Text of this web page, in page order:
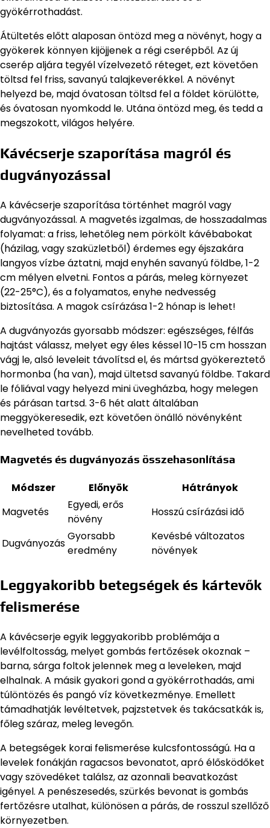
gyökérrothadást.
Átültetés előtt alaposan öntözd meg a növényt, hogy a
gyökerek könnyen kijöjjenek a régi cserépből. Az új
cserép aljára tegyél vízelvezető réteget, ezt követően
töltsd fel friss, savanyú talajkeverékkel. A növényt
helyezd be, majd óvatosan töltsd fel a földet körülötte,
és óvatosan nyomkodd le. Utána öntözd meg, és tedd a
megszokott, világos helyére.
Kávécserje szaporítása magról és
dugványozással
A kávécserje szaporítása történhet magról vagy
dugványozással. A magvetés izgalmas, de hosszadalmas
folyamat: a friss, lehetőleg nem pörkölt kávébabokat
(házilag, vagy szaküzletből) érdemes egy éjszakára
langyos vízbe áztatni, majd enyhén savanyú földbe, 1-2
cm mélyen elvetni. Fontos a párás, meleg környezet
(22-25°C), és a folyamatos, enyhe nedvesség
biztosítása. A magok csírázása 1-2 hónap is lehet!
A dugványozás gyorsabb módszer: egészséges, félfás
hajtást válassz, melyet egy éles késsel 10-15 cm hosszan
vágj le, alsó leveleit távolítsd el, és mártsd gyökereztető
hormonba (ha van), majd ültetsd savanyú földbe. Takard
le fóliával vagy helyezd mini üvegházba, hogy melegen
és párásan tartsd. 3-6 hét alatt általában
meggyökeresedik, ezt követően önálló növényként
nevelheted tovább.
Magvetés és dugványozás összehasonlítása
Módszer Előnyök
Hátrányok
Magvetés
Egyedi, erős
növény
Hosszú csírázási idő
Dugványozás
Gyorsabb
eredmény
Kevésbé változatos
növények
Leggyakoribb betegségek és kártevők
felismerése
A kávécserje egyik leggyakoribb problémája a
levélfoltosság, melyet gombás fertőzések okoznak –
barna, sárga foltok jelennek meg a leveleken, majd
elhalnak. A másik gyakori gond a gyökérrothadás, ami
túlöntözés és pangó víz következménye. Emellett
támadhatják levéltetvek, pajzstetvek és takácsatkák is,
főleg száraz, meleg levegőn.
A betegségek korai felismerése kulcsfontosságú. Ha a
levelek fonákján ragacsos bevonatot, apró élősködőket
vagy szövedéket találsz, az azonnali beavatkozást
igényel. A penészesedés, szürkés bevonat is gombás
fertőzésre utalhat, különösen a párás, de rosszul szellőző
környezetben.